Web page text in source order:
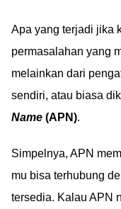
Apa yang terjadi jika
permasalahan yang
melainkan dari
sendiri, atau biasa
Name (APN).
Simpelnya, APN
mu bisa terhubung
tersedia. Kalau APN